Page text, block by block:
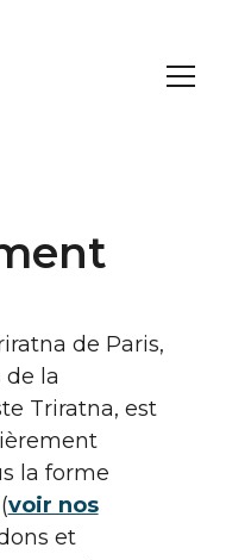
de Paris,
la
Triratna, est
la forme
voir nos
et